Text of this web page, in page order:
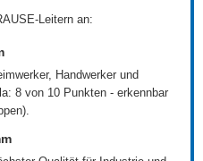
Leitern an:
Handwerker und
8 von 10 Punkten - erkennbar